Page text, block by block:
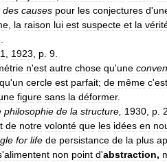
des causes pour les conjectures d'
la raison lui est suspecte et la
1 1923 p 9
n'est autre chose qu'une
qu'un cercle est parfait; de même c'est
figure sans la déformer.
philosophie de la structure 1930 p
de notre volonté que les idées en
for life de persistance de la plus
'alimentent non point d'abstraction,